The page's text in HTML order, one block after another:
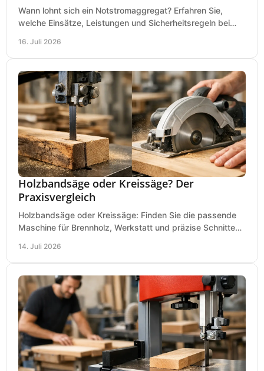
Wann lohnt sich ein Notstromaggregat? Erfahren Sie,
welche Einsätze, Leistungen und Sicherheitsregeln bei
16. Juli 2026
Holzbandsäge oder Kreissäge? Der
Praxisvergleich
Holzbandsäge oder Kreissäge: Finden Sie die passende
Maschine für Brennholz, Werkstatt und präzise Schnitte
14. Juli 2026